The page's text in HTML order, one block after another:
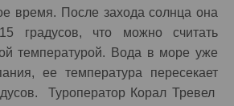
время. После захода солнца она
градусов, что можно считать
температурой. Вода в море уже
ее температура пересекает
Туроператор Корал Тревел